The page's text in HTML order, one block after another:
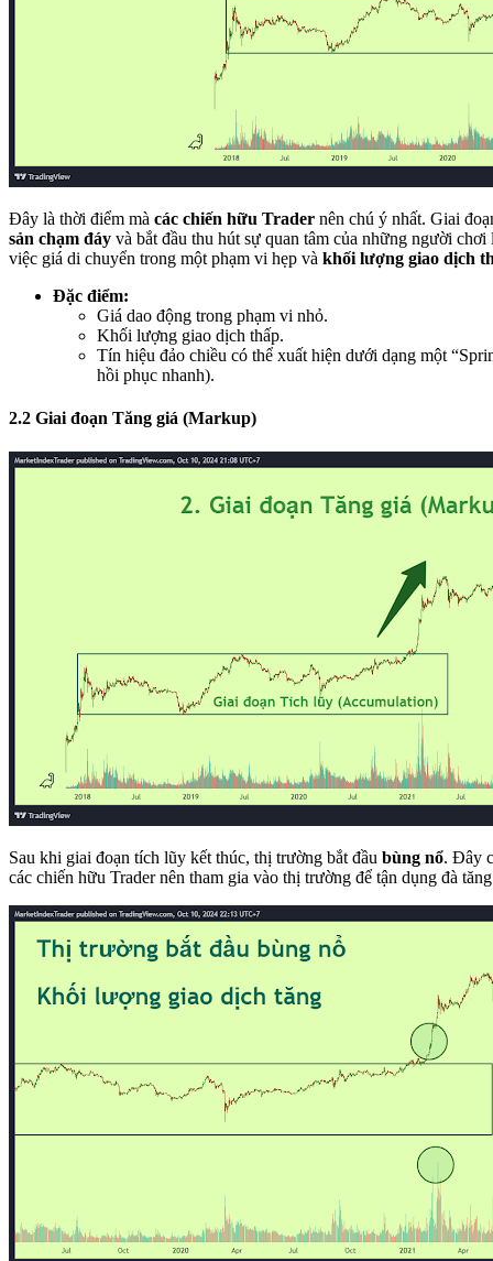
Đây là thời điểm mà các chiến hữu Trader nên chú ý nhất. Giai
sản chạm đáy và bắt đầu thu hút sự quan tâm của những người
việc giá di chuyển trong một phạm vi hẹp và khối lượng giao dịch
Đặc điểm:
Giá dao động trong phạm vi nhỏ.
Khối lượng giao dịch thấp.
Tín hiệu đảo chiều có thể xuất hiện dưới dạng một
hồi phục nhanh).
2.2 Giai đoạn Tăng giá (Markup)
Sau khi giai đoạn tích lũy kết thúc, thị trường bắt đầu bùng nổ. Đây
các chiến hữu Trader nên tham gia vào thị trường để tận dụng đà